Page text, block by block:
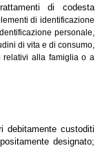
di codesta
di identificazione
personale,
di vita e di consumo,
relativi alla famiglia o a
debitamente custoditi
designato;